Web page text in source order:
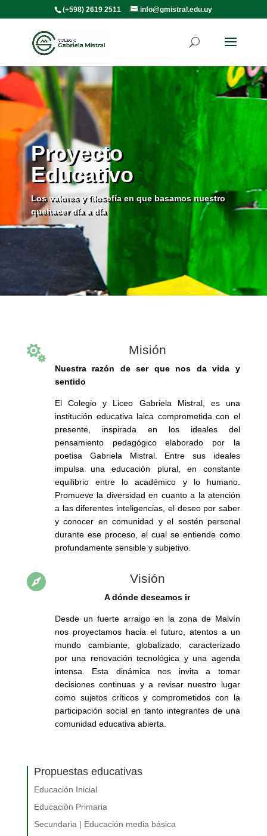
(+598) 2619 2511 info@gmistral.edu.uy
Proyecto
Educativo
Los valores y filosofía en que basamos nuestro
quehacer día a día
 Misión
Nuestra razón de ser que nos da vida y
sentido
El Colegio y Liceo Gabriela Mistral, es una
institución educativa laica comprometida con el
presente, inspirada en los ideales del
pensamiento pedagógico elaborado por la
poetisa Gabriela Mistral. Entre sus ideales
impulsa una educación plural, en constante
equilibrio entre lo académico y lo humano.
Promueve la diversidad en cuanto a la atención
a las diferentes inteligencias, el deseo por saber
y conocer en comunidad y el sostén personal
durante ese proceso, el cual se entiende como
profundamente sensible y subjetivo.
 Visión
A dónde deseamos ir
Desde un fuerte arraigo en la zona de Malvín
nos proyectamos hacia el futuro, atentos a un
mundo cambiante, globalizado, caracterizado
por una renovación tecnológica y una agenda
intensa. Esta dinámica nos invita a tomar
decisiones continuas y a revisar nuestro lugar
como sujetos críticos y comprometidos con la
participación social en tanto integrantes de una
comunidad educativa abierta.
Propuestas educativas
Educación Inicial
Educación Primaria
Secundaria | Educación media básica